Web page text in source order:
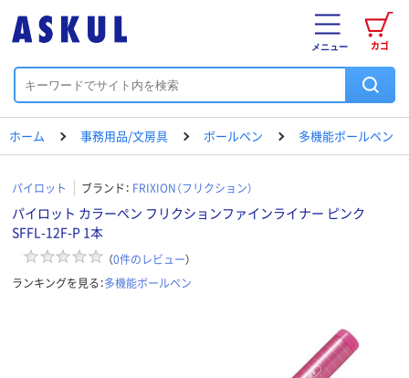
カゴ
メニュー
ホーム 事務用品/文房具 ボールペン 多機能ボールペン
パイロット ブランド： FRIXION（フリクション）
パイロット カラーペン フリクションファインライナー ピンク
SFFL-12F-P 1本
（0件のレビュー）
ランキングを見る：多機能ボールペン